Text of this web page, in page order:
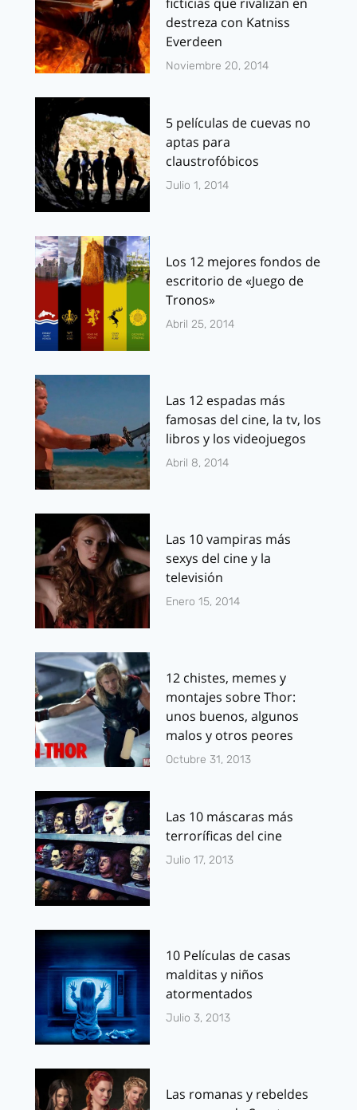
destreza con Katniss
Everdeen
Noviembre 20, 2014
5 películas de cuevas no
aptas para
claustrofóbicos
Julio 1, 2014
Los 12 mejores fondos de
escritorio de «Juego de
Tronos»
Abril 25, 2014
Las 12 espadas más
famosas del cine, la tv, los
libros y los videojuegos
Abril 8, 2014
Las 10 vampiras más
sexys del cine y la
televisión
Enero 15, 2014
12 chistes, memes y
montajes sobre Thor:
unos buenos, algunos
malos y otros peores
Octubre 31, 2013
Las 10 máscaras más
terroríficas del cine
Julio 17, 2013
10 Películas de casas
malditas y niños
atormentados
Julio 3, 2013
Las romanas y rebeldes